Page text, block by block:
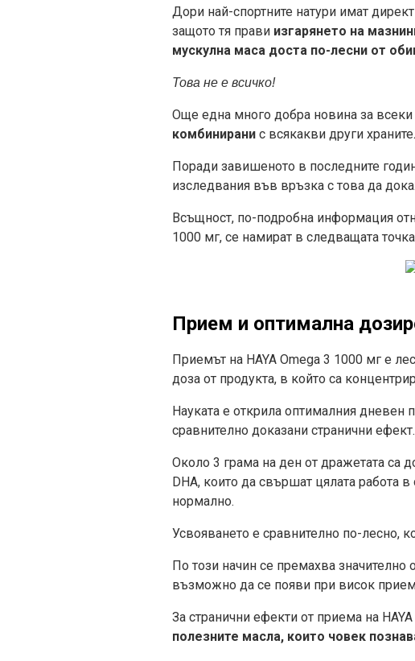
Дори най-спортните натури имат
защото тя прави изгарянето на
мускулна маса доста по-лесни от
Това не е всичко!
Още една много добра новина за всеки
комбинирани с всякакви други
Поради завишеното в последните
изследвания във връзка с това да
Всъщност, по-подробна информация
1000 мг, се намират в следващата
Прием и оптимална
Приемът на HAYA Omega 3 1000 мг е
доза от продукта, в който са
Науката е открила оптималния дневен
сравнително доказани странични ефект.
Около 3 грама на ден от дражетата са
DHA, които да свършат цялата работа
нормално.
Усвояването е сравнително по-лесно,
По този начин се премахва
възможно да се появи при висок
За странични ефекти от приема на
полезните масла, които човек